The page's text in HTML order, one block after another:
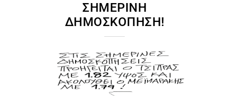
ΣΗΜΕΡΙΝΉ
ΔΗΜΟΣΚΌΠΗΣΗ!